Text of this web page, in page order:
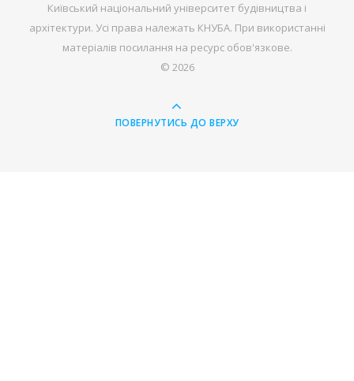
Київський національний університет будівництва і
архітектури. Усі права належать КНУБА. При використанні
матеріалів посилання на ресурс обов'язкове.
© 2026
ПОВЕРНУТИСЬ ДО ВЕРХУ